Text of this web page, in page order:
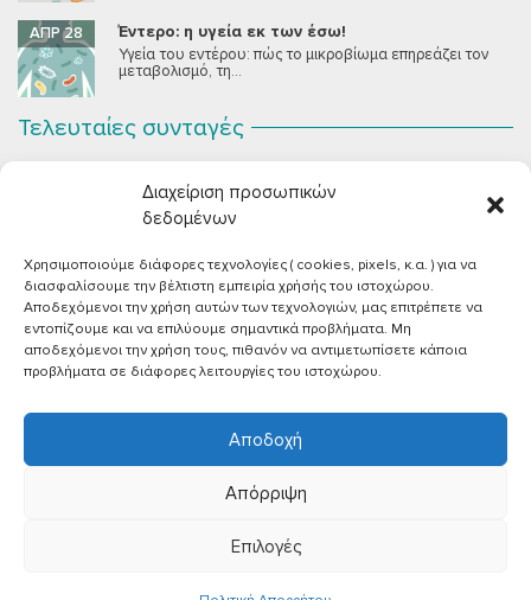
Διαχείριση προσωπικών
δεδομένων
Χρησιμοποιούμε διάφορες τεχνολογίες ( cookies, pixels, κ.α. ) για να
διασφαλίσουμε την βέλτιστη εμπειρία χρήσής του ιστοχώρου.
Αποδεχόμενοι την χρήση αυτών των τεχνολογιών, μας επιτρέπετε να
εντοπίζουμε και να επιλύουμε σημαντικά προβλήματα. Μη
αποδεχόμενοι την χρήση τους, πιθανόν να αντιμετωπίσετε κάποια
προβλήματα σε διάφορες λειτουργίες του ιστοχώρου.
Αποδοχή
Απόρριψη
Επιλογές
Έντερο: η υγεία εκ των έσω!
ΑΠΡ 28
Υγεία του εντέρου: πώς το μικροβίωμα επηρεάζει τον
μεταβολισμό, τη...
Τελευταίες συνταγές
Μια μους σοκολάτας για όλους εμάς που θέλουμε να
συστήσουμε...
Vegan Χωριάτικη Σαλάτα με Φέτα από Τόφου
ΙΟΎΝ 26
Καλοκαίρι, ζεστάρα και “χωριάτικη” σαλάτα! Έχοντας
μεγαλώσει με αυτό το...
Πικάντικες πέννες με ντομάτα
ΙΟΎΝ 18